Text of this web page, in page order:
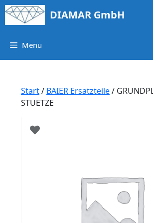
Springe
zum
DIAMAR GmbH
Menu
Start/ BAIER Ersatzteile/
STUETZE